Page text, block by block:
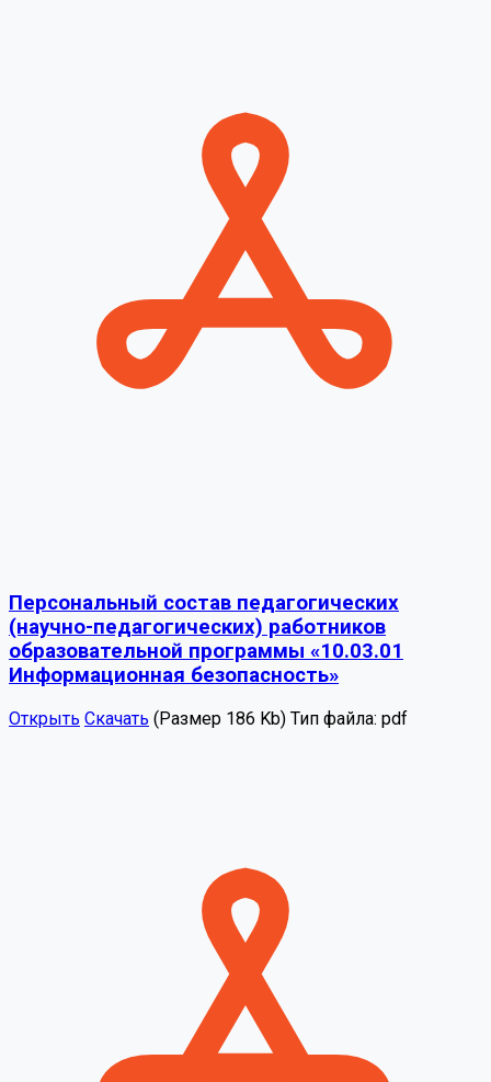
Персональный состав педагогических
(научно-педагогических) работников
образовательной программы «10.03.01
Информационная безопасность»
Открыть Скачать (Размер 186 Kb) Тип файла: pdf